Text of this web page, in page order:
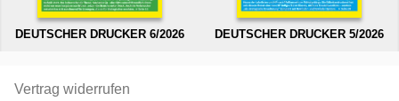
DEUTSCHER DRUCKER 6/2026 DEUTSCHER DRUCKER 5/2026
Vertrag widerrufen